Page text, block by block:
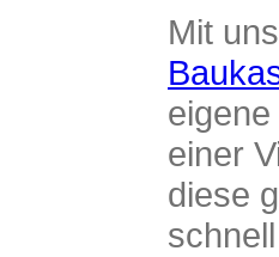
Mit
einer
diese